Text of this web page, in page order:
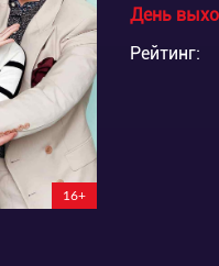
16+
День
Рейтинг: